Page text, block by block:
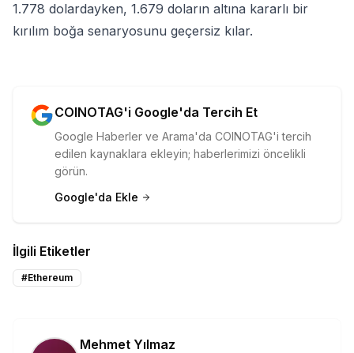
1.778 dolardayken, 1.679 doların altına kararlı bir
kırılım boğa senaryosunu geçersiz kılar.
COINOTAG'i Google'da Tercih Et
Google Haberler ve Arama'da COINOTAG'i tercih
edilen kaynaklara ekleyin; haberlerimizi öncelikli
görün.
Google'da Ekle
İlgili Etiketler
#Ethereum
Mehmet Yılmaz